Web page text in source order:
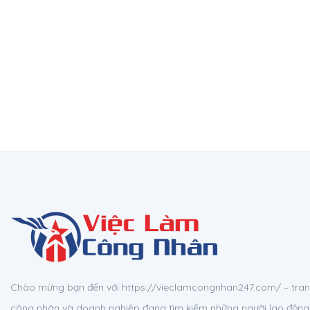
Chào mừng bạn đến với https://vieclamcongnhan247.com/ –